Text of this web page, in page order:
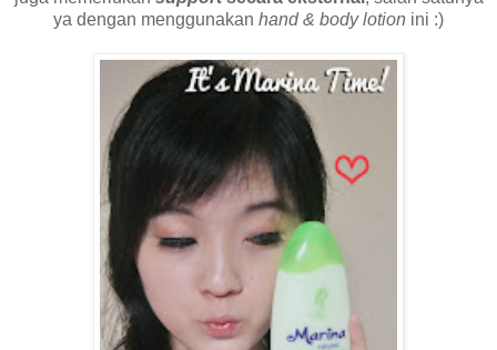
ya dengan menggunakan hand & body lotion ini :)